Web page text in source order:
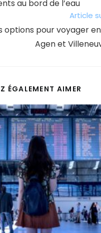
au bord de l’eau
Article
options pour voyager
Agen et
ÉGALEMENT AIMER